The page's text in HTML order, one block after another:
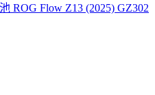
ROG Flow Z13 (2025) GZ302